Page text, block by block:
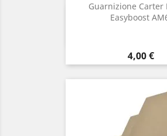
Guarnizione Carter
Easyboost
Prezzo
4,00 €
